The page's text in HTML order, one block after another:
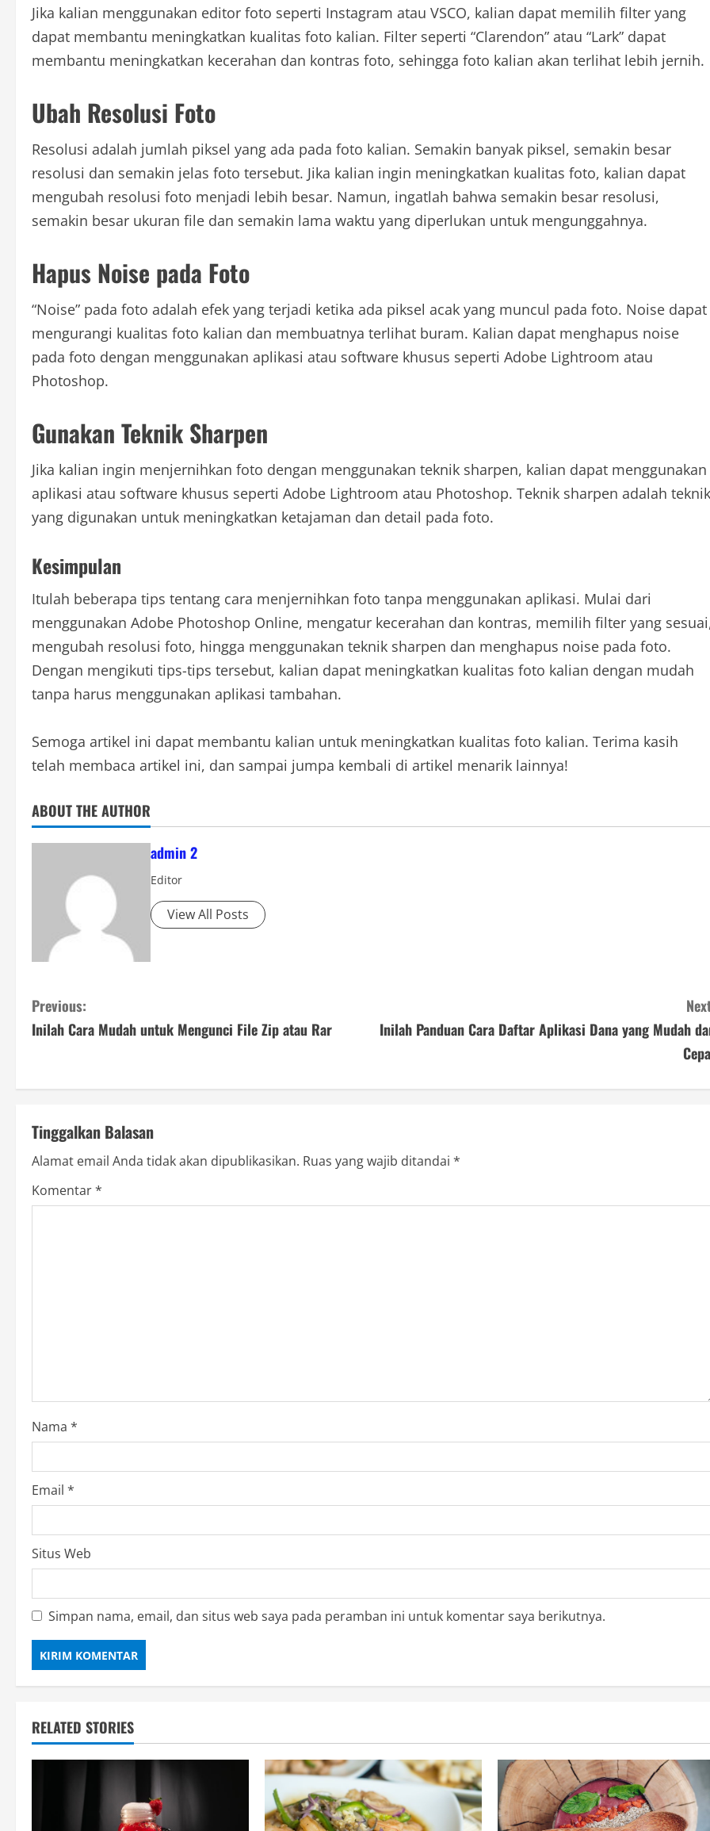
Jika kalian menggunakan editor foto seperti Instagram atau VSCO, kalian dapat memilih filter yang
dapat membantu meningkatkan kualitas foto kalian. Filter seperti “Clarendon” atau “Lark” dapat
membantu meningkatkan kecerahan dan kontras foto, sehingga foto kalian akan terlihat lebih jernih.
Ubah Resolusi Foto
Resolusi adalah jumlah piksel yang ada pada foto kalian. Semakin banyak piksel, semakin besar
resolusi dan semakin jelas foto tersebut. Jika kalian ingin meningkatkan kualitas foto, kalian dapat
mengubah resolusi foto menjadi lebih besar. Namun, ingatlah bahwa semakin besar resolusi,
semakin besar ukuran file dan semakin lama waktu yang diperlukan untuk mengunggahnya.
Hapus Noise pada Foto
“Noise” pada foto adalah efek yang terjadi ketika ada piksel acak yang muncul pada foto. Noise dapat
mengurangi kualitas foto kalian dan membuatnya terlihat buram. Kalian dapat menghapus noise
pada foto dengan menggunakan aplikasi atau software khusus seperti Adobe Lightroom atau
Photoshop.
Gunakan Teknik Sharpen
Jika kalian ingin menjernihkan foto dengan menggunakan teknik sharpen, kalian dapat menggunakan
aplikasi atau software khusus seperti Adobe Lightroom atau Photoshop. Teknik sharpen adalah teknik
yang digunakan untuk meningkatkan ketajaman dan detail pada foto.
Kesimpulan
Itulah beberapa tips tentang cara menjernihkan foto tanpa menggunakan aplikasi. Mulai dari
menggunakan Adobe Photoshop Online, mengatur kecerahan dan kontras, memilih filter yang
mengubah resolusi foto, hingga menggunakan teknik sharpen dan menghapus noise pada foto.
Dengan mengikuti tips-tips tersebut, kalian dapat meningkatkan kualitas foto kalian dengan mudah
tanpa harus menggunakan aplikasi tambahan.
Semoga artikel ini dapat membantu kalian untuk meningkatkan kualitas foto kalian. Terima kasih
telah membaca artikel ini, dan sampai jumpa kembali di artikel menarik lainnya!
ABOUT THE AUTHOR
admin 2
Editor
View All Posts
C
o
i
n
u
i
n
g
Previous:
Inilah Cara Mudah untuk Mengunci File Zip atau Rar
Inilah Panduan Cara Daftar Aplikasi Dana yang Mudah
Tinggalkan Balasan
Alamat email Anda tidak akan dipublikasikan. Ruas yang wajib ditandai *
Komentar*
Nama *
Email *
Situs Web
Simpan nama, email, dan situs web saya pada peramban ini untuk komentar saya berikutnya.
RELATED STORIES